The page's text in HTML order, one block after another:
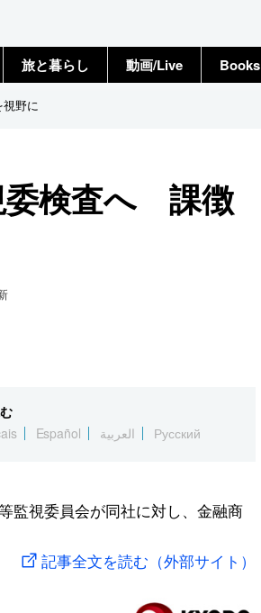
旅と暮らし 動画/Live Books
野に
委検査へ 課徴
Español العربية Русский
監視委員会が同社に対し、金融商
記事全文を読む（外部サイト）